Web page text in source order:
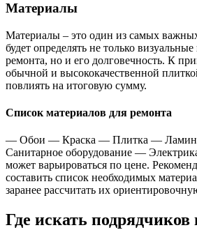
Материалы
Материалы – это один из самых
будет определять не только
ремонта, но и его долговечность. К
обычной и высококачественной
повлиять на итоговую сумму.
Список материалов для ремонта
— Обои — Краска — Плитка —
Санитарное оборудование —
может варьироваться по цене.
составить список необходимых
заранее рассчитать их
Где искать